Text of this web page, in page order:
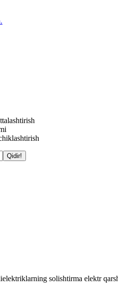
solishtirma elektr